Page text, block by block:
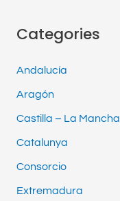
Categories
Andalucía
Aragón
Castilla – La Mancha
Catalunya
Consorcio
Extremadura